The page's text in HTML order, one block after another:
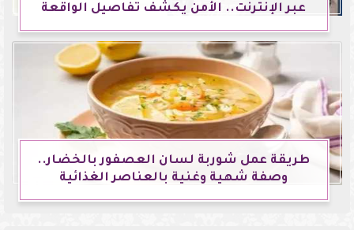
عبر الإنترنت.. الأمن يكشف تفاصيل الواقعة
طريقة عمل شوربة لسان العصفور بالخضار..
وصفة شهية وغنية بالعناصر الغذائية